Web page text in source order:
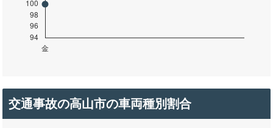
交通事故の高山市の車両種別割合